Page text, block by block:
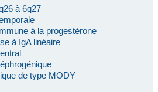
à 6q27
à la progestérone
à IgA linéaire
de type MODY